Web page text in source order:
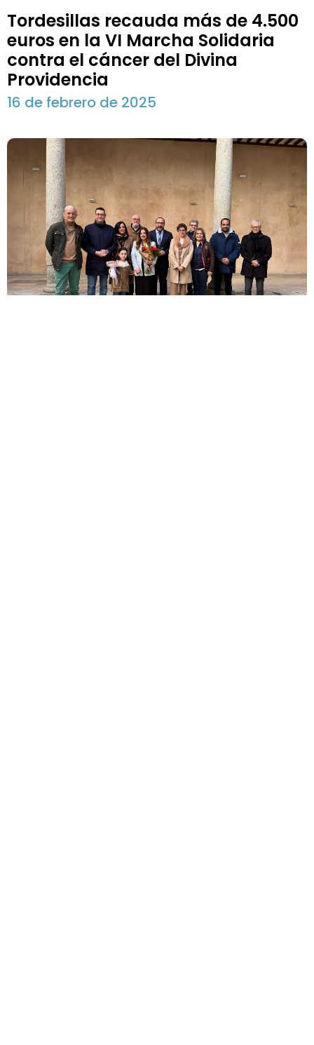
Tordesillas recauda más de 4.500
euros en la VI Marcha Solidaria
contra el cáncer del Divina
Providencia
16 de febrero de 2025